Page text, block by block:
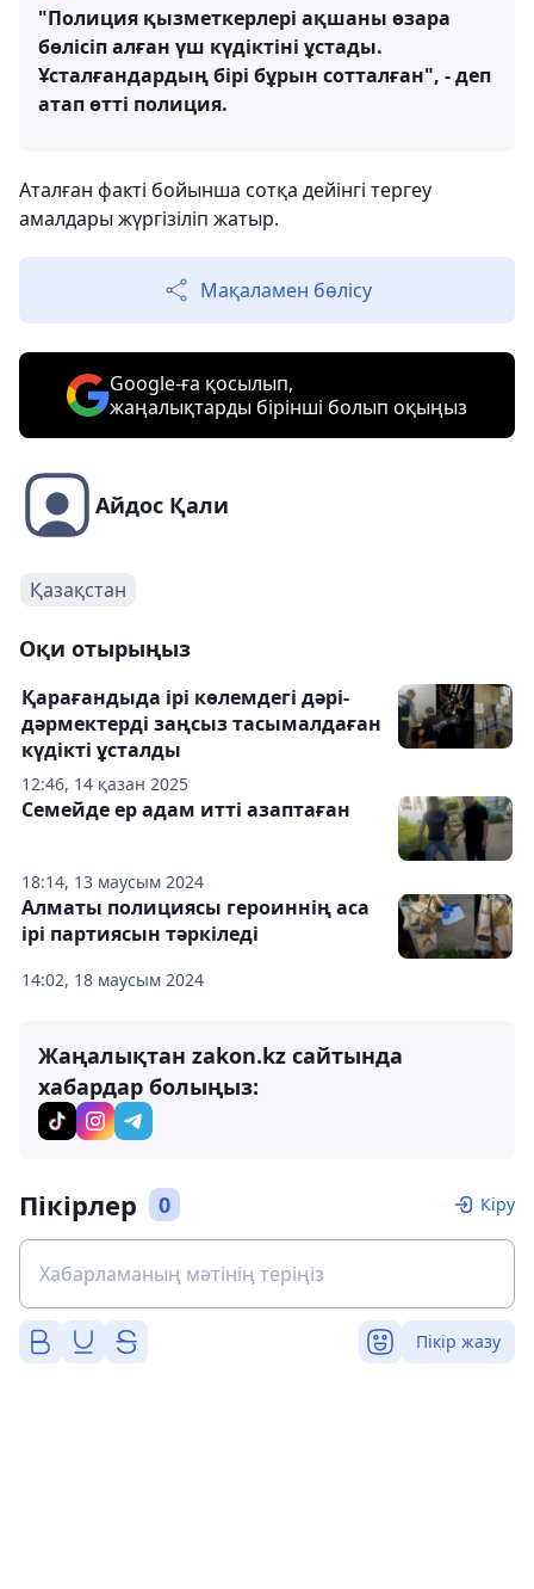
"Полиция қызметкерлері ақшаны өзара
бөлісіп алған үш күдіктіні ұстады.
Ұсталғандардың бірі бұрын сотталған", - деп
атап өтті полиция.
Аталған факті бойынша сотқа дейінгі тергеу
амалдары жүргізіліп жатыр.
Мақаламен бөлісу
Google-ға қосылып,
жаңалықтарды бірінші болып оқыңыз
Айдос Қали
Қазақстан
Оқи отырыңыз
12:46, 14 қазан 2025
Қарағандыда ірі көлемдегі дәрі-
дәрмектерді заңсыз тасымалдаған
күдікті ұсталды
18:14, 13 маусым 2024
Семейде ер адам итті азаптаған
14:02, 18 маусым 2024
Алматы полициясы героиннің аса
ірі партиясын тәркіледі
Жаңалықтан zakon.kz сайтында
хабардар болыңыз:
Пікірлер 0 Кіру
Пікір жазу